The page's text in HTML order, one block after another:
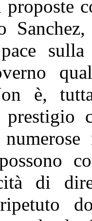
proposte
è,
prestigio
di